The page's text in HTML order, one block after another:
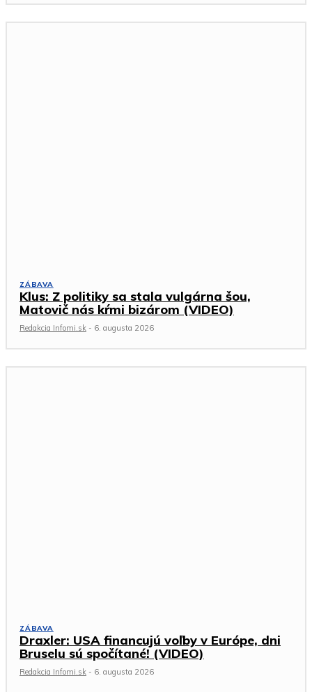
ZÁBAVA
Klus: Z politiky sa stala vulgárna šou,
Matovič nás kŕmi bizárom (VIDEO)
Redakcia Infomi.sk - 6. augusta 2026
ZÁBAVA
Draxler: USA financujú voľby v Európe, dni
Bruselu sú spočítané! (VIDEO)
Redakcia Infomi.sk - 6. augusta 2026